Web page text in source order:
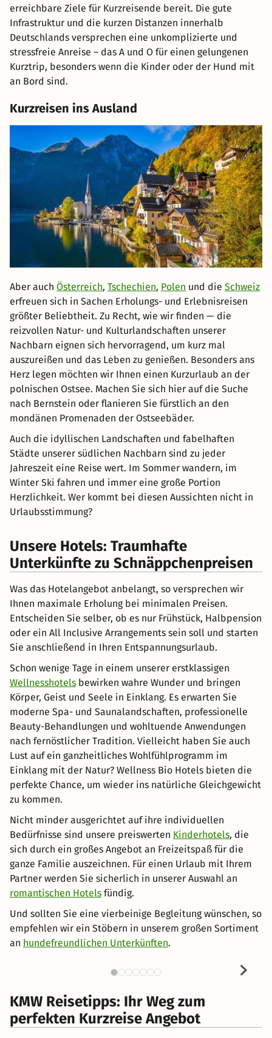
erreichbare Ziele für Kurzreisende bereit. Die gute
Infrastruktur und die kurzen Distanzen innerhalb
Deutschlands versprechen eine unkomplizierte und
stressfreie Anreise – das A und O für einen gelungenen
Kurztrip, besonders wenn die Kinder oder der Hund mit
an Bord sind.
Kurzreisen ins Ausland
Aber auch Österreich, Tschechien, Polen und die Schweiz
erfreuen sich in Sachen Erholungs- und Erlebnisreisen
größter Beliebtheit. Zu Recht, wie wir finden — die
reizvollen Natur- und Kulturlandschaften unserer
Nachbarn eignen sich hervorragend, um kurz mal
auszureißen und das Leben zu genießen. Besonders ans
Herz legen möchten wir Ihnen einen Kurzurlaub an der
polnischen Ostsee. Machen Sie sich hier auf die Suche
nach Bernstein oder flanieren Sie fürstlich an den
mondänen Promenaden der Ostseebäder.
Auch die idyllischen Landschaften und fabelhaften
Städte unserer südlichen Nachbarn sind zu jeder
Jahreszeit eine Reise wert. Im Sommer wandern, im
Winter Ski fahren und immer eine große Portion
Herzlichkeit. Wer kommt bei diesen Aussichten nicht in
Urlaubsstimmung?
Unsere Hotels: Traumhafte
Unterkünfte zu Schnäppchenpreisen
Was das Hotelangebot anbelangt, so versprechen wir
Ihnen maximale Erholung bei minimalen Preisen.
Entscheiden Sie selber, ob es nur Frühstück, Halbpension
oder ein All Inclusive Arrangements sein soll und starten
Sie anschließend in Ihren Entspannungsurlaub.
Schon wenige Tage in einem unserer erstklassigen
Wellnesshotels bewirken wahre Wunder und bringen
Körper, Geist und Seele in Einklang. Es erwarten Sie
moderne Spa- und Saunalandschaften, professionelle
Beauty-Behandlungen und wohltuende Anwendungen
nach fernöstlicher Tradition. Vielleicht haben Sie auch
Lust auf ein ganzheitliches Wohlfühlprogramm im
Einklang mit der Natur? Wellness Bio Hotels bieten die
perfekte Chance, um wieder ins natürliche Gleichgewicht
zu kommen.
Nicht minder ausgerichtet auf ihre individuellen
Bedürfnisse sind unsere preiswerten Kinderhotels, die
sich durch ein großes Angebot an Freizeitspaß für die
ganze Familie auszeichnen. Für einen Urlaub mit Ihrem
Partner werden Sie sicherlich in unserer Auswahl an
romantischen Hotels fündig.
Und sollten Sie eine vierbeinige Begleitung wünschen, so
empfehlen wir ein Stöbern in unserem großen Sortiment
an hundefreundlichen Unterkünften.
KMW Reisetipps: Ihr Weg zum
perfekten Kurzreise Angebot